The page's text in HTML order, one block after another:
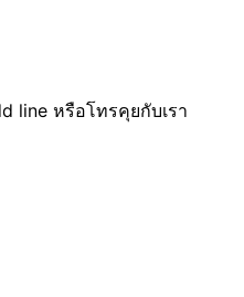
line หรือโทรคุยกับเรา